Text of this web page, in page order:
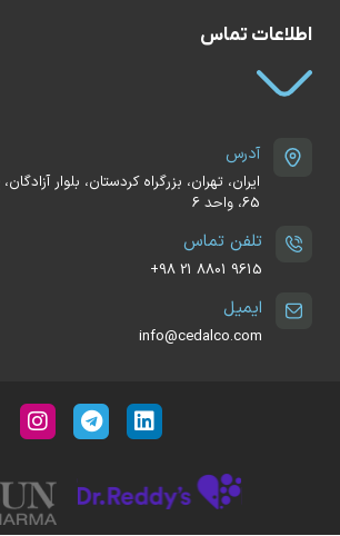
اطلاعات تماس
آدرس
65، واحد 6
تلفن تماس
‪+98 21 8801 9615
ایمیل
info@cedalco.com